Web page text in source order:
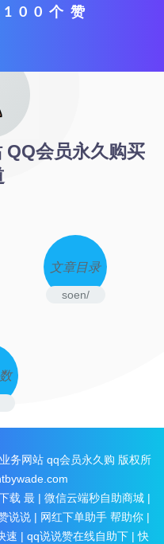
个赞
QQ会员永久购买
文章目录
soen/
务网站 qq会员永久购 版权所
载 最 | 微信云端秒自助商城 |
说说 | 网红下单助手 帮助你 |
速 | qq说说赞在线自助下 |快